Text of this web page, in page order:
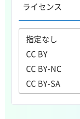
ライセンス